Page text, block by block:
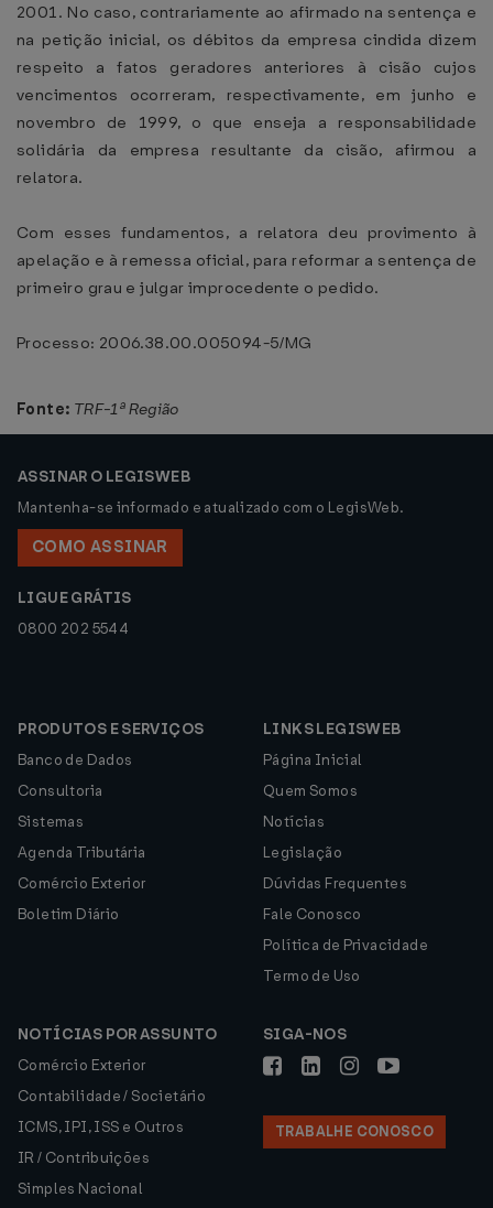
2001. No caso, contrariamente ao afirmado na sentença e
na petição inicial, os débitos da empresa cindida dizem
respeito a fatos geradores anteriores à cisão cujos
vencimentos ocorreram, respectivamente, em junho e
novembro de 1999, o que enseja a responsabilidade
solidária da empresa resultante da cisão, afirmou a
relatora.
Com esses fundamentos, a relatora deu provimento à
apelação e à remessa oficial, para reformar a sentença de
primeiro grau e julgar improcedente o pedido.
Processo: 2006.38.00.005094-5/MG
Fonte: TRF-1ª Região
ASSINAR O LEGISWEB
Mantenha-se informado e atualizado com o LegisWeb.
COMO ASSINAR
LIGUE GRÁTIS
0800 202 5544
PRODUTOS E SERVIÇOS
Banco de Dados
Consultoria
Sistemas
Agenda Tributária
Comércio Exterior
Boletim Diário
LINKS LEGISWEB
Página Inicial
Quem Somos
Notícias
Legislação
Dúvidas Frequentes
Fale Conosco
Política de Privacidade
Termo de Uso
NOTÍCIAS POR ASSUNTO
Comércio Exterior
Contabilidade / Societário
ICMS, IPI, ISS e Outros
IR / Contribuições
Simples Nacional
SIGA-NOS
TRABALHE CONOSCO